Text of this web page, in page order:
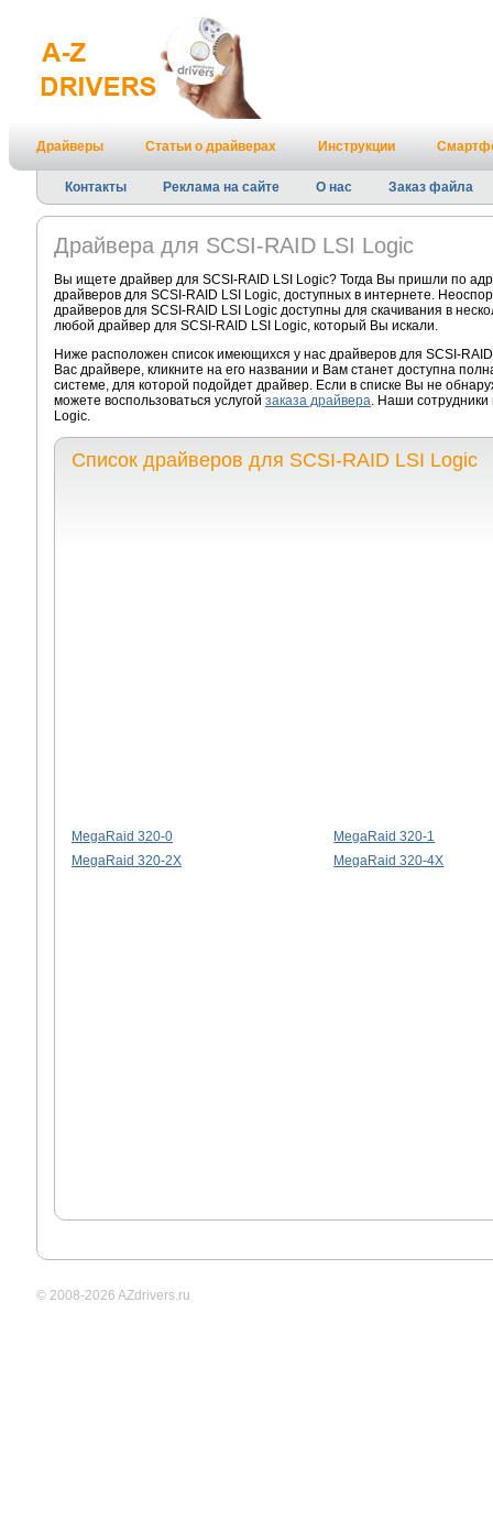
Драйверы Статьи о драйверах Инструкции
Контакты Реклама на сайте О нас Заказ файла
Драйвера для SCSI-RAID LSI Logic
Вы ищете драйвер для SCSI-RAID LSI Logic? Тогда Вы пришли по
драйверов для SCSI-RAID LSI Logic, доступных в интернете.
драйверов для SCSI-RAID LSI Logic доступны для скачивания в
любой драйвер для SCSI-RAID LSI Logic, который Вы искали.
Ниже расположен список имеющихся у нас драйверов для SCSI-
Вас драйвере, кликните на его названии и Вам станет доступна
системе, для которой подойдет драйвер. Если в списке Вы не
можете воспользоваться услугой заказа драйвера. Наши сотрудники
Logic.
Список драйверов для SCSI-RAID LSI Logic
MegaRaid 320-0
MegaRaid 320-1
MegaRaid 320-2X
MegaRaid 320-4X
© 2008-2026 AZdrivers.ru